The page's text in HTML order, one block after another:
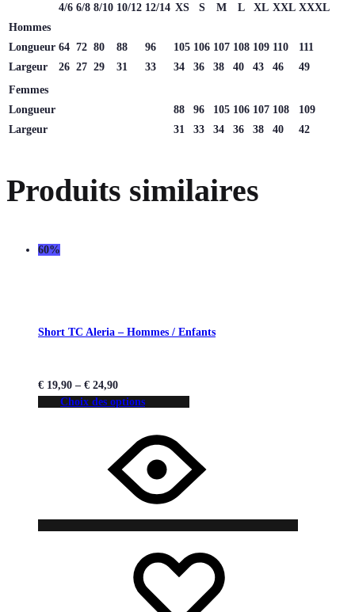
4/6 6/8 8/10 10/12 12/14 XS S M L XL XXL XXXL
Hommes
Longueur 64 72 80 88 96 105 106 107 108 109 110
111
Largeur
26 27 29 31 33 34 36 38 40 43 46
49
Femmes
Longueur
88 96 105 106 107 108
109
Largeur
31 33 34 36 38 40 42
Produits similaires
60%
Short TC Aleria – Hommes / Enfants
€ 19,90 – € 24,90
Choix des options